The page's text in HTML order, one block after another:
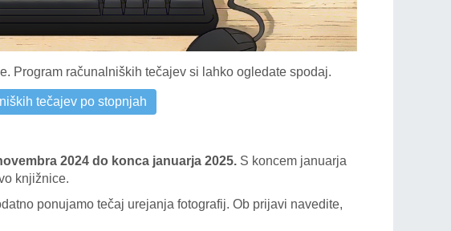
Program računalniških tečajev si lahko ogledate spodaj.
tečajev po stopnjah
2024 do konca januarja 2025. S koncem januarja
knjižnice.
ponujamo tečaj urejanja fotografij. Ob prijavi navedite,